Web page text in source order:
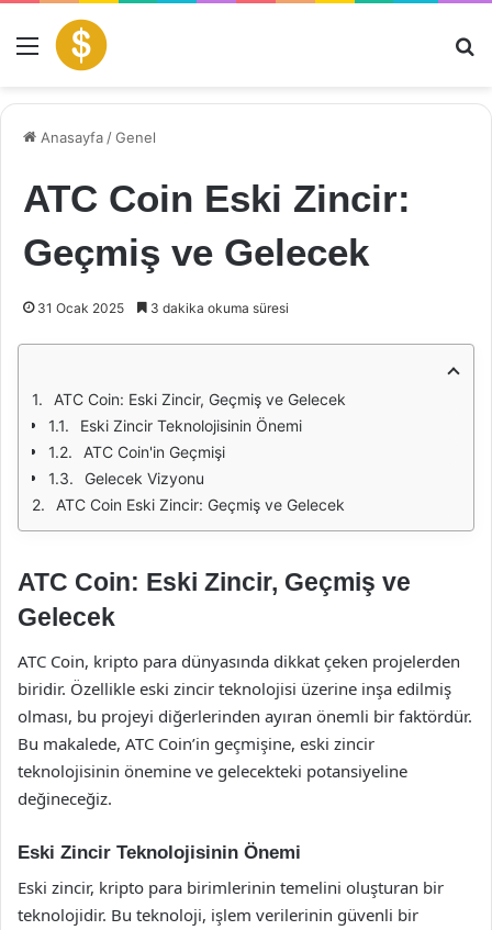
Menü
Anasayfa /Genel
ATC Coin Eski Zincir:
Geçmiş ve Gelecek
31 Ocak 2025 3 dakika okuma süresi
ATC Coin: Eski Zincir, Geçmiş ve Gelecek
Eski Zincir Teknolojisinin Önemi
ATC Coin'in Geçmişi
Gelecek Vizyonu
ATC Coin Eski Zincir: Geçmiş ve Gelecek
ATC Coin: Eski Zincir, Geçmiş ve
Gelecek
ATC Coin, kripto para dünyasında dikkat çeken projelerden
biridir. Özellikle eski zincir teknolojisi üzerine inşa edilmiş
olması, bu projeyi diğerlerinden ayıran önemli bir faktördür.
Bu makalede, ATC Coin’in geçmişine, eski zincir
teknolojisinin önemine ve gelecekteki potansiyeline
değineceğiz.
Eski Zincir Teknolojisinin Önemi
Eski zincir, kripto para birimlerinin temelini oluşturan bir
teknolojidir. Bu teknoloji, işlem verilerinin güvenli bir